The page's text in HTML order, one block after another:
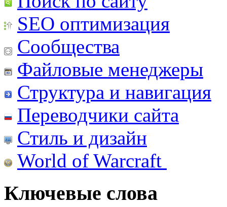
SEO оптимизация
Сообщества
Файловые менеджеры
Структура и навигация
Переводчики сайта
Стиль и дизайн
World of Warcraft
Ключевые слова